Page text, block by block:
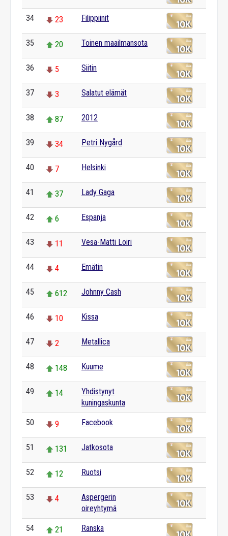
34 23 Filippiinit
35 20 Toinen maailmansota
36 5 Siitin
37 3 Salatut elämät
38 87 2012
39 34 Petri Nygård
40 7 Helsinki
41 37 Lady Gaga
42 6 Espanja
43 11 Vesa-Matti Loiri
44 4 Emätin
45 612 Johnny Cash
46 10 Kissa
47 2 Metallica
48 148 Kuume
49 14
Yhdistynyt
kuningaskunta
50 9 Facebook
51 131 Jatkosota
52 12 Ruotsi
53 4
Aspergerin
oireyhtymä
54 21 Ranska